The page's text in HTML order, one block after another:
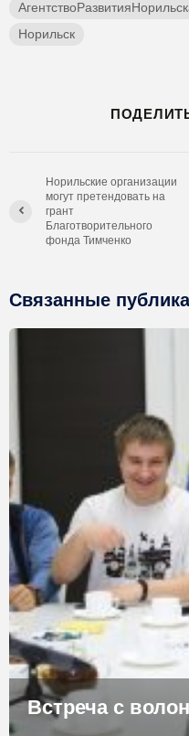
Норильск
Норильские организации
могут претендовать на
грант
Благотворительного
фонда Тимченко
Связанные